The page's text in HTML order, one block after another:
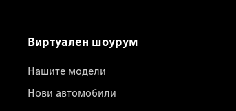
Виртуален шоурум
Нашите модели
Нови автомобили